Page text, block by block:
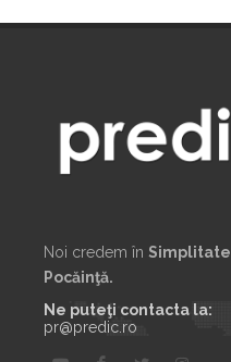
Noi credem în Simplitate
Pocăinţă.
Ne puteţi contacta la:
pr@predic.ro